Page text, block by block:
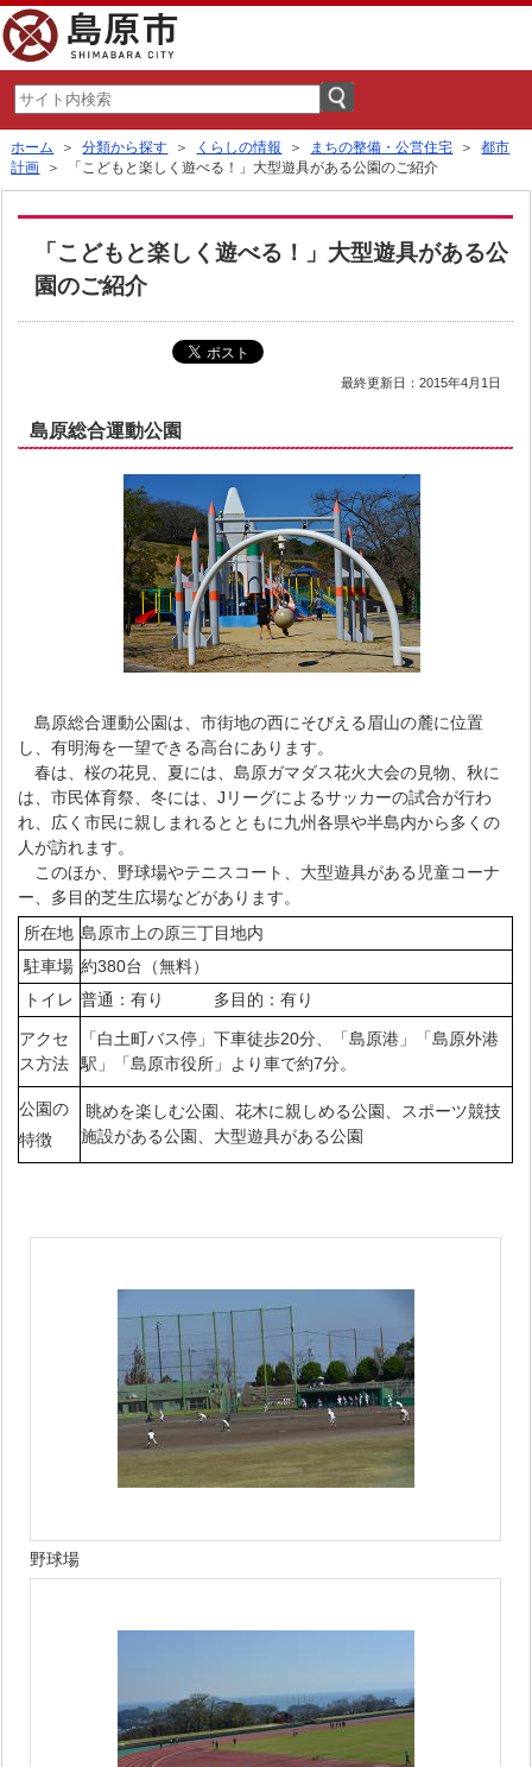
ホーム ＞分類から探す ＞ くらしの情報 ＞ まちの整備・公営住宅 ＞都市
計画 ＞ 「こどもと楽しく遊べる！」大型遊具がある公園のご紹介
「こどもと楽しく遊べる！」大型遊具がある公
園のご紹介
最終更新日：2015年4月1日
島原総合運動公園
島原総合運動公園は、市街地の西にそびえる眉山の麓に位置
し、有明海を一望できる高台にあります。
春は、桜の花見、夏には、島原ガマダス花火大会の見物、秋に
は、市民体育祭、冬には、Jリーグによるサッカーの試合が行わ
れ、広く市民に親しまれるとともに九州各県や半島内から多くの
人が訪れます。
このほか、野球場やテニスコート、大型遊具がある児童コーナ
ー、多目的芝生広場などがあります。
所在地 島原市上の原三丁目地内
駐車場 約380台（無料）
トイレ 普通：有り 多目的：有り
アクセ
ス方法
「白土町バス停」下車徒歩20分、「島原港」「島原外港
駅」「島原市役所」より車で約7分。
公園の
特徴
眺めを楽しむ公園、花木に親しめる公園、スポーツ競技
施設がある公園、大型遊具がある公園
野球場